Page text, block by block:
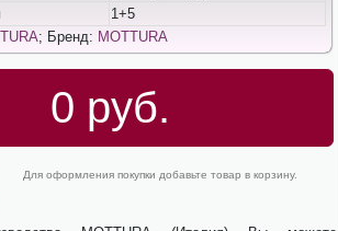
1+5
; Бренд: MOTTURA
0 руб.
Для оформления покупки добавьте товар в корзину.